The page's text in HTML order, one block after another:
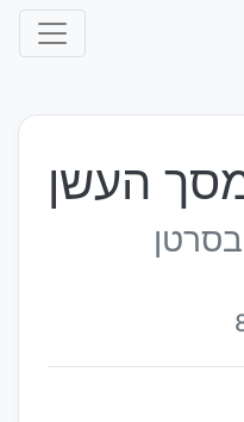
העשן